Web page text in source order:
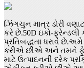
ઝિંગચુન માત્ર ડોરી
કરે છે.50D ઇકો-ફ્રેન્ડલી
પ્રતિબદ્ધતા ધરાવે
કરીએ છીએ અને તમને
માટે ઉત્પાદનની દરેક